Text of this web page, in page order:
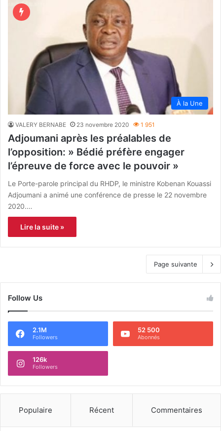
À la Une
VALERY BERNABE 23 novembre 2020 1 951
Adjoumani après les préalables de
l’opposition: » Bédié préfère engager
l’épreuve de force avec le pouvoir »
Le Porte-parole principal du RHDP, le ministre Kobenan Kouassi
Adjoumani a animé une conférence de presse le 22 novembre
2020.…
Lire la suite »
Page suivante
Follow Us
2.1M
Followers
52 500
Abonnés
126k
Followers
Populaire Récent Commentaires